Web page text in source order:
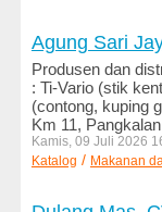
dan
Motor
Mode
dan
Busana
Agung Sari
Produsen dan
: Ti-Vario (stik
(contong, kuping
Km 11,
Kamis, 09 Juli 2026
Katalog / Makanan